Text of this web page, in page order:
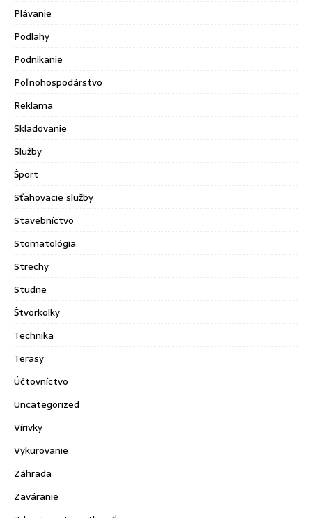
Plávanie
Podlahy
Podnikanie
Poľnohospodárstvo
Reklama
Skladovanie
Služby
Šport
Sťahovacie služby
Stavebníctvo
Stomatológia
Strechy
Studne
Štvorkolky
Technika
Terasy
Účtovníctvo
Uncategorized
Vírivky
Vykurovanie
Záhrada
Zaváranie